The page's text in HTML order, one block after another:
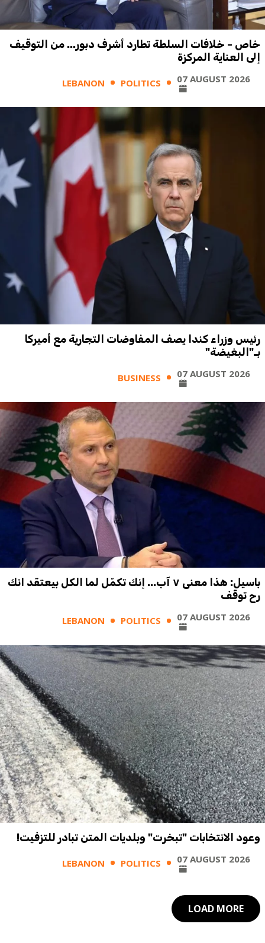
خاص - خلافات السلطة تطارد أشرف دبور... من التوقيف
إلى العناية المركزة
LEBANON POLITICS 07 AUGUST 2026
رئيس وزراء كندا يصف المفاوضات التجارية مع أميركا
بـ"البغيضة"
BUSINESS 07 AUGUST 2026
باسيل: هذا معنى ٧ آب... إنك تكمّل لما الكل بيعتقد انك
رح توقّف
LEBANON POLITICS 07 AUGUST 2026
وعود الانتخابات "تبخرت" وبلديات المتن تبادر للتزفيت!
LEBANON POLITICS 07 AUGUST 2026
LOAD MORE